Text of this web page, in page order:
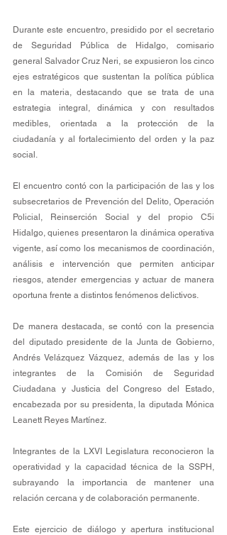
Durante este encuentro, presidido por el secretario
de Seguridad Pública de Hidalgo, comisario
general Salvador Cruz Neri, se expusieron los cinco
ejes estratégicos que sustentan la política pública
en la materia, destacando que se trata de una
estrategia integral, dinámica y con resultados
medibles, orientada a la protección de la
ciudadanía y al fortalecimiento del orden y la paz
social.
El encuentro contó con la participación de las y los
subsecretarios de Prevención del Delito, Operación
Policial, Reinserción Social y del propio C5i
Hidalgo, quienes presentaron la dinámica operativa
vigente, así como los mecanismos de coordinación,
análisis e intervención que permiten anticipar
riesgos, atender emergencias y actuar de manera
oportuna frente a distintos fenómenos delictivos.
De manera destacada, se contó con la presencia
del diputado presidente de la Junta de Gobierno,
Andrés Velázquez Vázquez, además de las y los
integrantes de la Comisión de Seguridad
Ciudadana y Justicia del Congreso del Estado,
encabezada por su presidenta, la diputada Mónica
Leanett Reyes Martínez.
Integrantes de la LXVI Legislatura reconocieron la
operatividad y la capacidad técnica de la SSPH,
subrayando la importancia de mantener una
relación cercana y de colaboración permanente.
Este ejercicio de diálogo y apertura institucional